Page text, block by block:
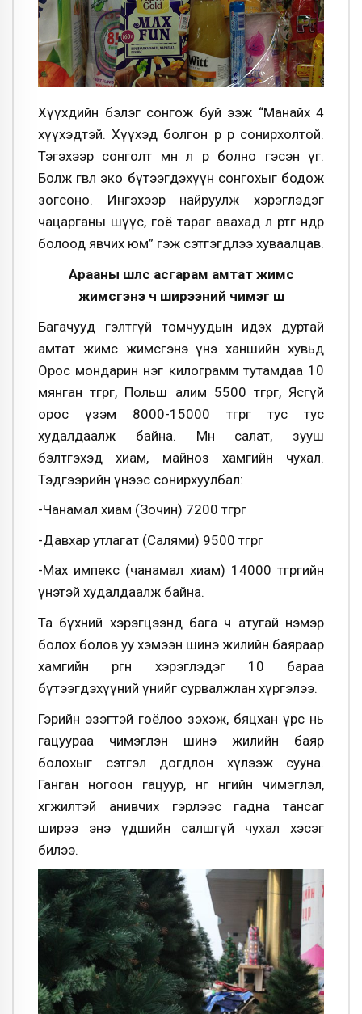
Хүүхдийн бэлэг сонгож буй ээж “Манайх 4
хүүхэдтэй. Хүүхэд болгон өөр өөр сонирхолтой.
Тэгэхээр сонголт мөн л өөр болно гэсэн үг.
Болж өгвөл эко бүтээгдэхүүн сонгохыг бодож
зогсоно. Ингэхээр найруулж хэрэглэдэг
чацарганы шүүс, гоё тараг авахад л өртөг өндөр
болоод явчих юм” гэж сэтгэгдлээ хуваалцав.
Арааны шүлс асгарам амтат жимс
жимсгэнэ ч ширээний чимэг шүү
Багачууд гэлтгүй томчуудын идэх дуртай
амтат жимс жимсгэнэ үнэ ханшийн хувьд
Орос мондарин нэг килограмм тутамдаа 10
мянган төгрөг, Польш алим 5500 төгрөг, Ясгүй
орос үзэм 8000-15000 төгрөг тус тус
худалдаалж байна. Мөн салат, зууш
бэлтгэхэд хиам, майноз хамгийн чухал.
Тэдгээрийн үнээс сонирхуулбал:
-Чанамал хиам (Зочин) 7200 төгрөг
-Давхар утлагат (Салями) 9500 төгрөг
-Мах импекс (чанамал хиам) 14000 төгрөгийн
үнэтэй худалдаалж байна.
Та бүхний хэрэгцээнд бага ч атугай нэмэр
болох болов уу хэмээн шинэ жилийн баяраар
хамгийн өргөн хэрэглэдэг 10 бараа
бүтээгдэхүүний үнийг сурвалжлан хүргэлээ.
Гэрийн эзэгтэй гоёлоо зэхэж, бяцхан үрс нь
гацуураа чимэглэн шинэ жилийн баяр
болохыг сэтгэл догдлон хүлээж сууна.
Ганган ногоон гацуур, өнгө өнгийн чимэглэл,
хөгжилтэй анивчих гэрлээс гадна тансаг
ширээ энэ үдшийн салшгүй чухал хэсэг
билээ.